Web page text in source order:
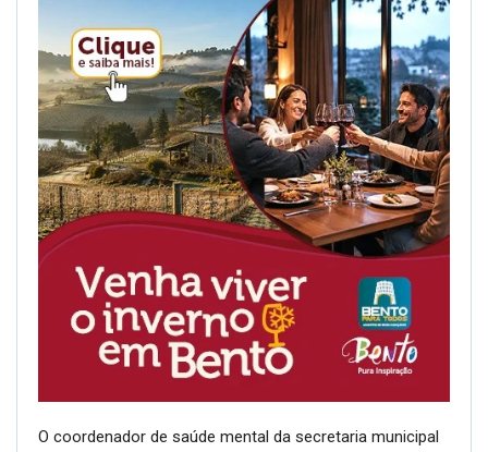
O coordenador de saúde mental da secretaria municipal